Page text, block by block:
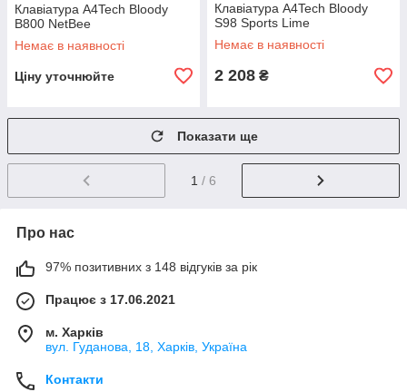
Клавіатура A4Tech Bloody
B800 NetBee
Немає в наявності
Ціну уточнюйте
Клавіатура A4Tech Bloody
S98 Sports Lime
Немає в наявності
2 208 ₴
Показати ще
1 / 6
Про нас
97% позитивних з 148 відгуків за рік
Працює з 17.06.2021
м. Харків
вул. Гуданова, 18, Харків, Україна
Контакти